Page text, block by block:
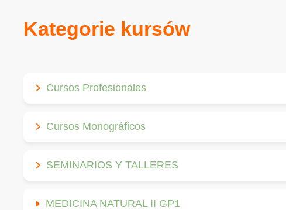
Kategorie kursów
Cursos Profesionales
Cursos Monográficos
SEMINARIOS Y TALLERES
MEDICINA NATURAL II GP1